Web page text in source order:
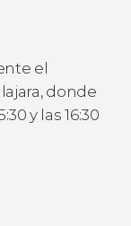
el
donde
y las 16:30